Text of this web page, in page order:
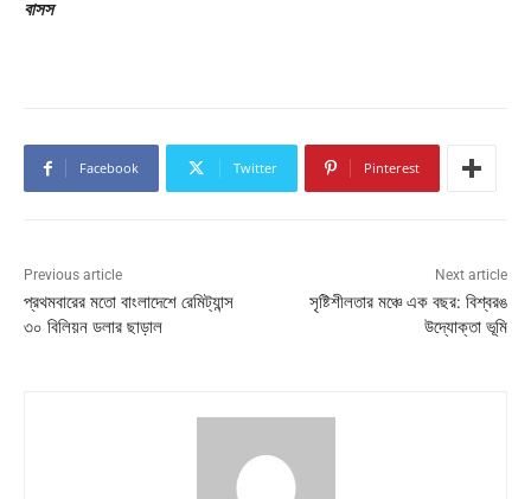
বাসস
Facebook Twitter Pinterest
Previous article
প্রথমবারের মতো বাংলাদেশে রেমিট্যান্স
৩০ বিলিয়ন ডলার ছাড়াল
Next article
সৃষ্টিশীলতার মঞ্চে এক বছর: বিশ্বরঙ
উদ্যোক্তা ভূমি